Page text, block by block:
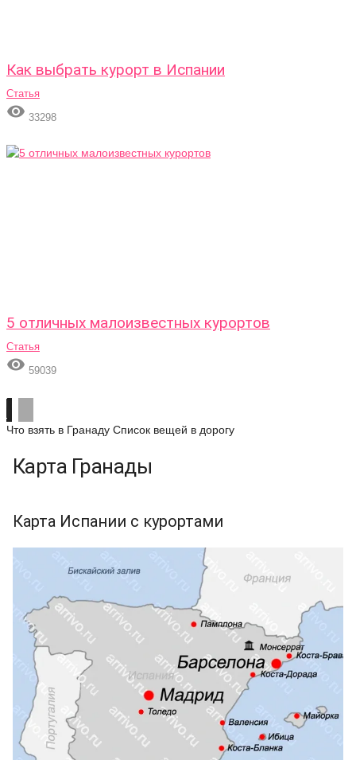
Как выбрать курорт в Испании
Статья
 33298
5 отличных малоизвестных курортов
Статья
 59039
Что взять в Гранаду Список вещей в дорогу
Карта Гранады
Карта Испании с курортами